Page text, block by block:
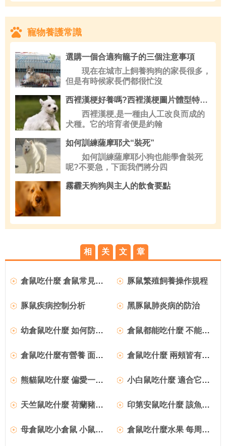
寵物養護常識
選購一個合適狗籠子的三個注意事項
現在在城市上飼養狗狗的家長很多，
但是有時候家長們都很忙沒
西裡漢梗好養嗎?西裡漢梗圖片體型特征|價格|多少錢
西裡漢梗,是一種由人工改良而成的
犬種。它的培育者便是約翰
如何訓練薩摩耶犬“裝死”
如何訓練薩摩耶小狗也能學會裝死
呢?不要急，下面我們將分四
霧霾天狗狗與主人的飲食要點
相 关 文 章
倉鼠吃什麼 倉鼠常見的營養品 豚鼠繁殖飼養操作規程
豚鼠疾病控制分析 黑豚鼠肺炎病的防治
幼倉鼠吃什麼 如何防止雌倉鼠食崽怎麼照顧 倉鼠都能吃什麼 不能給倉鼠吃的有害性食物
倉鼠吃什麼有營養 面包蟲是超級高蛋白的營養品 倉鼠吃什麼 兩頰皆有頰囊可以用來儲存或搬運食物
熊貓鼠吃什麼 偏愛一些活性的餌料 小白鼠吃什麼 適合它生長的環境條件
天竺鼠吃什麼 荷蘭豬寶寶的喂養 印第安鼠吃什麼 該魚對餌料不挑剔
母倉鼠吃小倉鼠 小鼠沾了異味為被吃掉 倉鼠吃什麼水果 每周都需要給倉鼠吃水果